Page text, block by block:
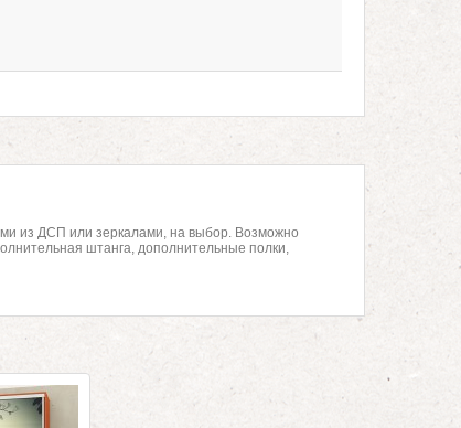
из ДСП или зеркалами, на выбор. Возможно
штанга, дополнительные полки,